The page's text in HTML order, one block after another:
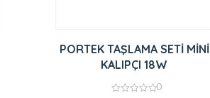
PORTEK TAŞLAMA SETİ MİNİ
KALIPÇI 18W
0